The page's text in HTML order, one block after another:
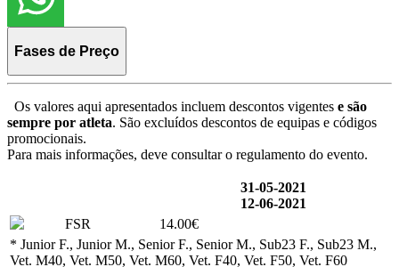
Fases de Preço
Os valores aqui apresentados incluem descontos vigentes e são
sempre por atleta. São excluídos descontos de equipas e códigos
promocionais.
Para mais informações, deve consultar o regulamento do evento.
31-05-2021
12-06-2021
FSR
14.00€
* Junior F., Junior M., Senior F., Senior M., Sub23 F., Sub23 M.,
Vet. M40, Vet. M50, Vet. M60, Vet. F40, Vet. F50, Vet. F60